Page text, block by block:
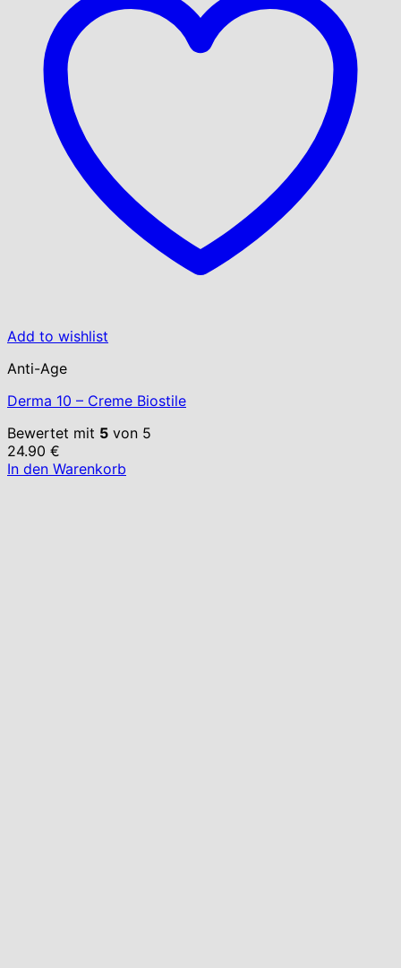
Add to wishlist
Anti-Age
Derma 10 – Creme Biostile
Bewertet mit 5 von 5
24.90 €
In den Warenkorb